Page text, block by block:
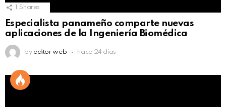
Shares
Especialista panameño comparte nuevas
aplicaciones de la Ingeniería Biomédica
by editor web hace 24 días